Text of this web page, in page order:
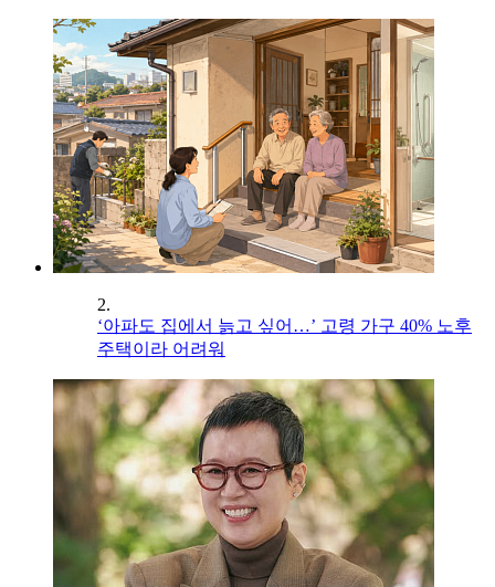
2.
‘아파도 집에서 늙고 싶어…’ 고령 가구 40% 노후
주택이라 어려워